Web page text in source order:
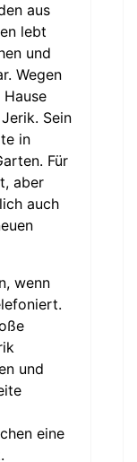
aus
lebt
und
Wegen
Sein
in
Für
aber
auch
wenn
und
eine